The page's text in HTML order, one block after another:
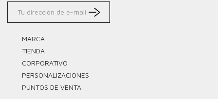
MARCA
TIENDA
CORPORATIVO
PERSONALIZACIONES
PUNTOS DE VENTA